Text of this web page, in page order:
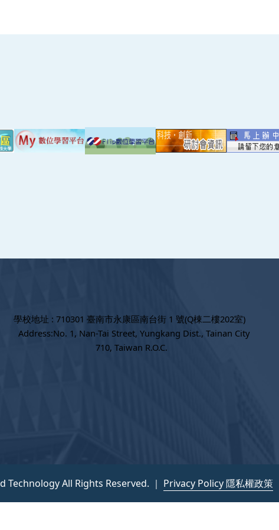
學校地址 : 710301 臺南市永康區南台街 1 號(Q棟二樓202室)
Address:No. 1, Nan-Tai Street, Yungkang Dist., Tainan City
710, Taiwan R.O.C.
All Rights Reserved. ｜ Privacy Policy 隱私權政策